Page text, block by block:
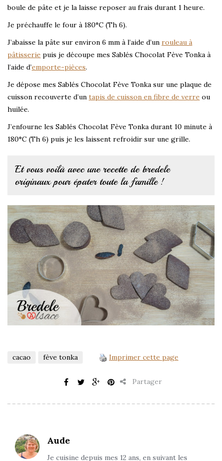
boule de pâte et je la laisse reposer au frais durant 1 heure.
Je préchauffe le four à 180°C (Th 6).
J’abaisse la pâte sur environ 6 mm à l’aide d’un rouleau à
pâtisserie puis je découpe mes Sablés Chocolat Fève Tonka à
l’aide d’emporte-pièces.
Je dépose mes Sablés Chocolat Fève Tonka sur une plaque de
cuisson recouverte d’un tapis de cuisson en fibre de verre ou
huilée.
J’enfourne les Sablés Chocolat Fève Tonka durant 10 minute à
180°C (Th 6) puis je les laissent refroidir sur une grille.
Et vous voilà avec une recette de bredele
originaux pour épater toute la famille !
cacao fève tonka Imprimer cette page
Partager
Aude
Je cuisine depuis mes 12 ans, en suivant les